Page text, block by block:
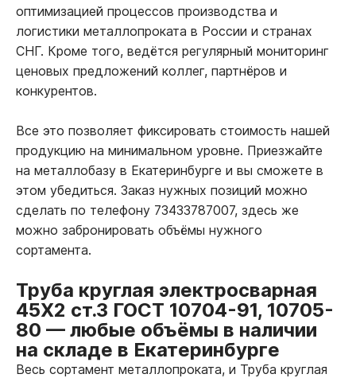
оптимизацией процессов производства и
логистики металлопроката в России и странах
СНГ. Кроме того, ведётся регулярный мониторинг
ценовых предложений коллег, партнёров и
конкурентов.
Все это позволяет фиксировать стоимость нашей
продукцию на минимальном уровне. Приезжайте
на металлобазу в Екатеринбурге и вы сможете в
этом убедиться. Заказ нужных позиций можно
сделать по телефону 73433787007, здесь же
можно забронировать объёмы нужного
сортамента.
Труба круглая электросварная
45Х2 ст.3 ГОСТ 10704-91, 10705-
80 — любые объёмы в наличии
на складе в Екатеринбурге
Весь сортамент металлопроката, и Труба круглая